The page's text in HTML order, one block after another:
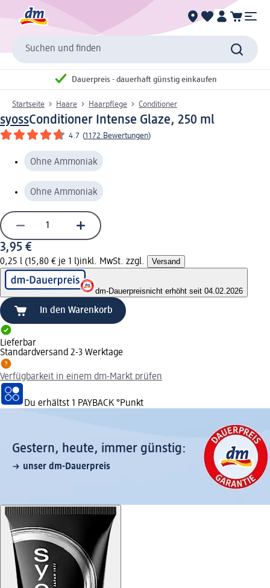
Suchen und finden
Dauerpreis - dauerhaft günstig einkaufen
Startseite Haare Haarpflege Conditioner
syossConditioner Intense Glaze, 250 ml
4.7 (1172 Bewertungen)
Ohne Ammoniak
Ohne Ammoniak
3,95 €
0,25 l (15,80 € je 1 l)inkl. MwSt. zzgl. Versand
dm-Dauerpreisnicht erhöht seit 04.02.2026
In den Warenkorb
Lieferbar
Standardversand 2-3 Werktage
Verfügbarkeit in einem dm-Markt prüfen
Du erhältst 1 PAYBACK °Punkt
Gestern, heute, immer günstig:
unser dm-Dauerpreis